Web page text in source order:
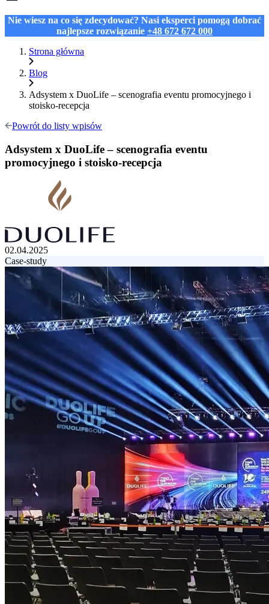
Nie wiesz na co się zdecydować? Nasi eksperci pomogą dobrać
najlepsze rozwiązanie +48 672 672 000
Strona główna
Blog
Adsystem x DuoLife – scenografia eventu promocyjnego i
stoisko-recepcja
Powrót do listy wpisów
Adsystem x DuoLife – scenografia eventu
promocyjnego i stoisko-recepcja
02.04.2025
Case-study